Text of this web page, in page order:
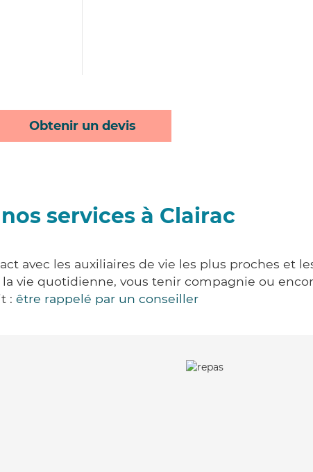
Obtenir un devis
services à Clairac
avec les auxiliaires de vie les plus proches et
vie quotidienne, vous tenir compagnie ou
: être rappelé par un conseiller